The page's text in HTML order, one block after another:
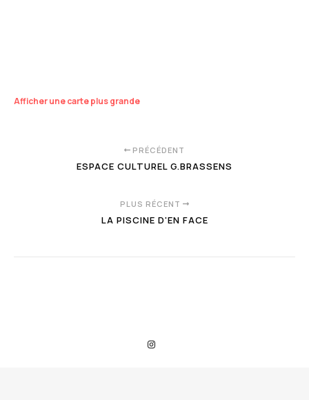
Afficher une carte plus grande
PRÉCÉDENT
ESPACE CULTUREL G.BRASSENS
PLUS RÉCENT
LA PISCINE D'EN FACE